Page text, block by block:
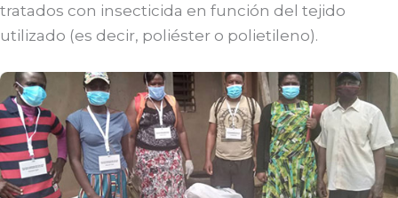
tratados con insecticida en función del tejido
utilizado (es decir, poliéster o polietileno).